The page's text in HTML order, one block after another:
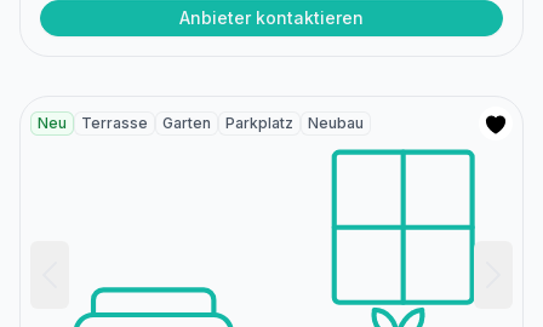
Anbieter kontaktieren
Neu Terrasse Garten Parkplatz Neubau